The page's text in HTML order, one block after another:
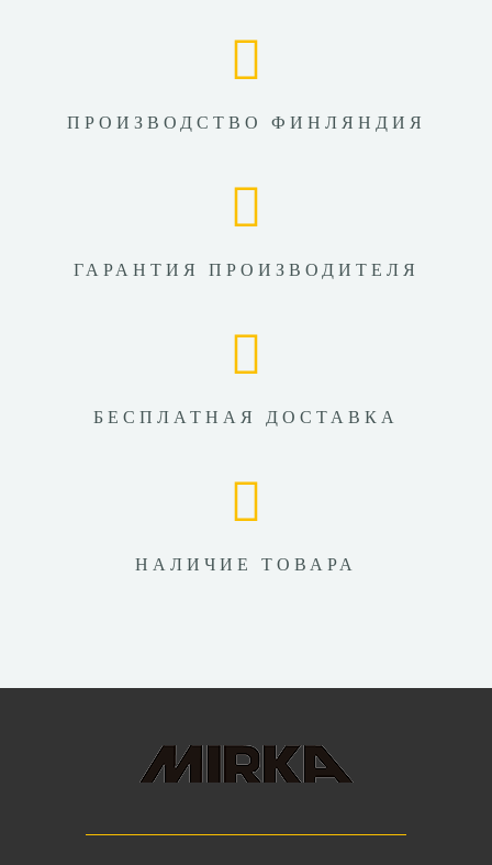
ПРОИЗВОДСТВО ФИНЛЯНДИЯ
ГАРАНТИЯ ПРОИЗВОДИТЕЛЯ
БЕСПЛАТНАЯ ДОСТАВКА
НАЛИЧИЕ ТОВАРА